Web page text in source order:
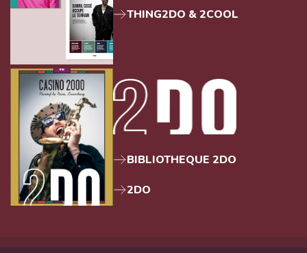
THING2DO & 2COOL
BIBLIOTHEQUE 2DO
2DO